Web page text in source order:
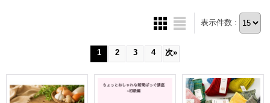
表示件数 :
1 2 3 4 次»